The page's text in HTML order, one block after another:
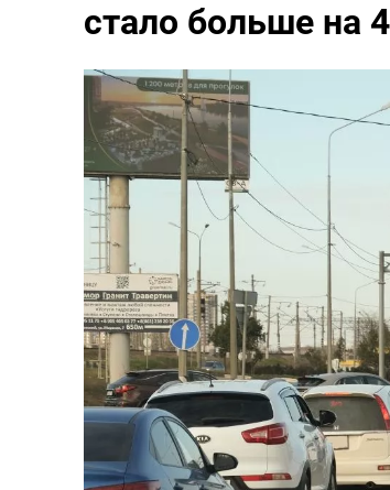
стало больше на